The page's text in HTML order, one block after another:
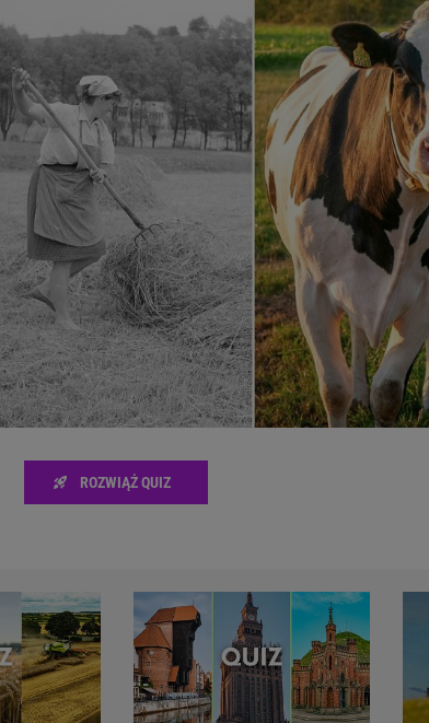
ROZWIĄŻ QUIZ
na urządzeniu lub dostęp do nich. Spersonalizowane
usług.Lista Zaufanych Partnerów